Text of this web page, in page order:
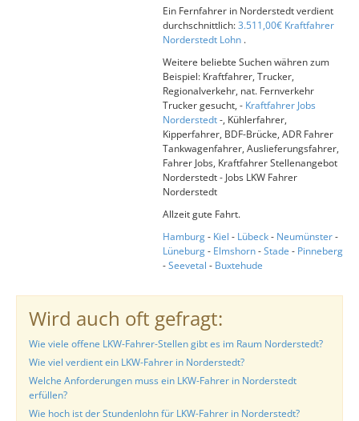
Ein Fernfahrer in Norderstedt verdient
durchschnittlich:3.511,00€ Kraftfahrer
Norderstedt Lohn .
Weitere beliebte Suchen währen zum
Beispiel: Kraftfahrer, Trucker,
Regionalverkehr, nat. Fernverkehr
Trucker gesucht, - Kraftfahrer Jobs
Norderstedt-, Kühlerfahrer,
Kipperfahrer, BDF-Brücke, ADR Fahrer
Tankwagenfahrer, Auslieferungsfahrer,
Fahrer Jobs, Kraftfahrer Stellenangebot
Norderstedt - Jobs LKW Fahrer
Norderstedt
Allzeit gute Fahrt.
Hamburg- Kiel - Lübeck- Neumünster-
Lüneburg- Elmshorn-Stade - Pinneberg
-Seevetal - Buxtehude
Wird auch oft gefragt:
Wie viele offene LKW-Fahrer-Stellen gibt es im Raum Norderstedt?
Wie viel verdient ein LKW-Fahrer in Norderstedt?
Welche Anforderungen muss ein LKW-Fahrer in Norderstedt
erfüllen?
Wie hoch ist der Stundenlohn für LKW-Fahrer in Norderstedt?